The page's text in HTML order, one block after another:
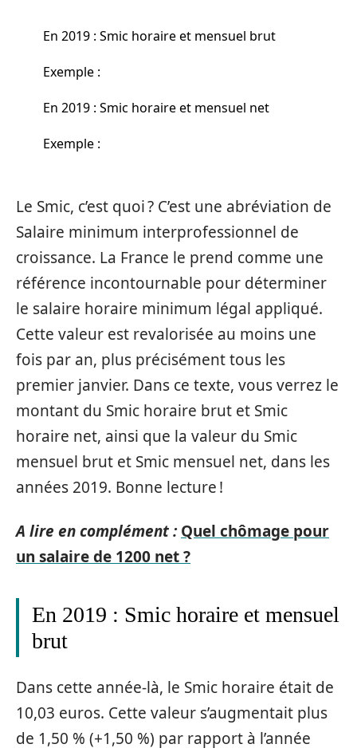
En 2019 : Smic horaire et mensuel brut
Exemple :
En 2019 : Smic horaire et mensuel net
Exemple :
Le Smic, c’est quoi ? C’est une abréviation de
Salaire minimum interprofessionnel de
croissance. La France le prend comme une
référence incontournable pour déterminer
le salaire horaire minimum légal appliqué.
Cette valeur est revalorisée au moins une
fois par an, plus précisément tous les
premier janvier. Dans ce texte, vous verrez le
montant du Smic horaire brut et Smic
horaire net, ainsi que la valeur du Smic
mensuel brut et Smic mensuel net, dans les
années 2019. Bonne lecture !
A lire en complément : Quel chômage pour
un salaire de 1200 net ?
En 2019 : Smic horaire et mensuel
brut
Dans cette année-là, le Smic horaire était de
10,03 euros. Cette valeur s’augmentait plus
de 1,50 % (+1,50 %) par rapport à l’année